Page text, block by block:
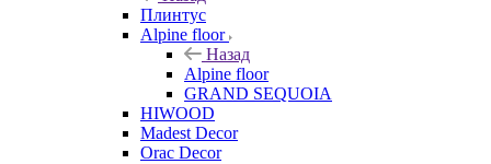
Плинтус
Alpine floor
Назад
Alpine floor
GRAND SEQUOIA
HIWOOD
Madest Decor
Orac Decor